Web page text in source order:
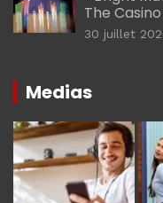
The
30 juillet
Medias